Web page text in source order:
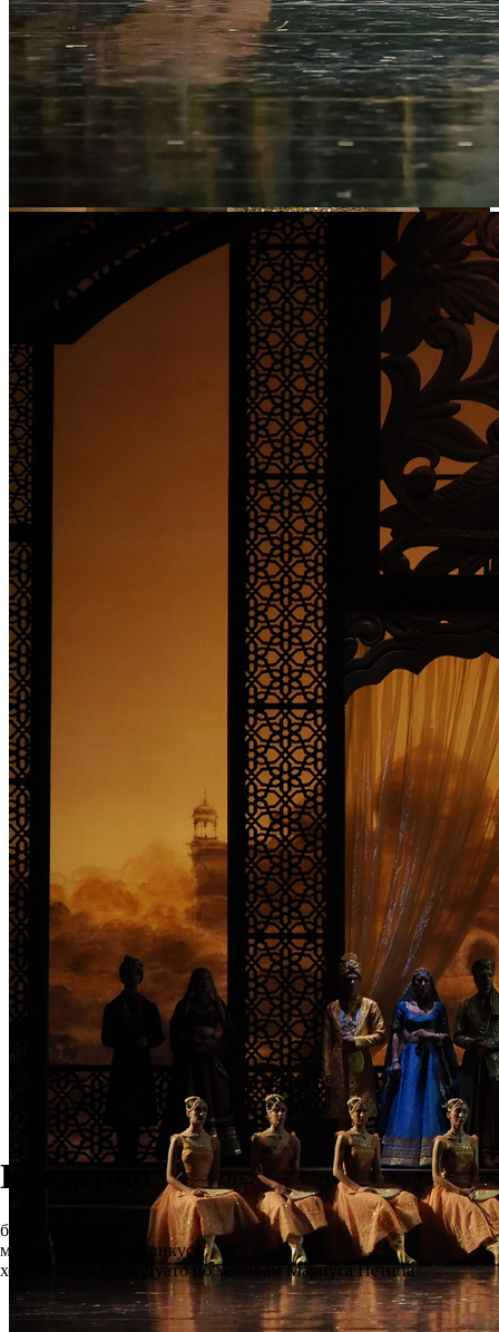
Баядерка
балет в 3-х актах
музыка Людвига Минкуса
хореография Начо Дуато по мотивам Мариуса Петипа